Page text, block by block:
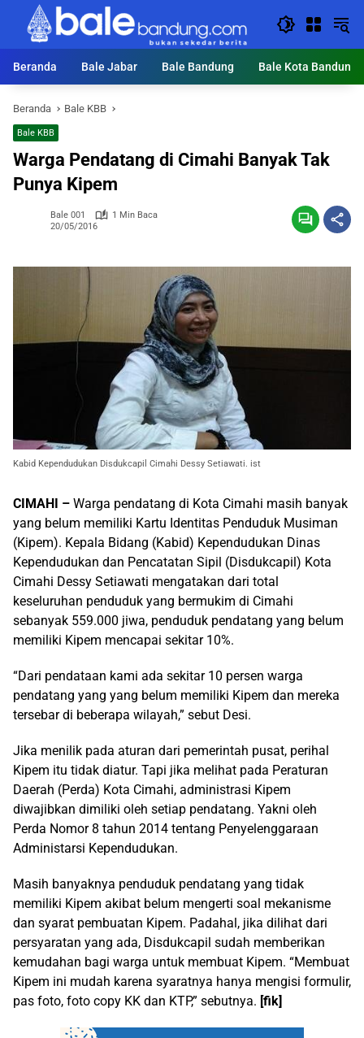
Langsung
konten
Beranda
Bale Jabar Bale Bandung Bale Kota Bandung
Beranda Bale KBB
Bale KBB
Warga Pendatang di Cimahi Banyak Tak
Punya Kipem
Bale 001
1 Min Baca
20/05/2016
Kabid Kependudukan Disdukcapil Cimahi Dessy Setiawati. ist
CIMAHI – Warga pendatang di Kota Cimahi masih banyak
yang belum memiliki Kartu Identitas Penduduk Musiman
(Kipem). Kepala Bidang (Kabid) Kependudukan Dinas
Kependudukan dan Pencatatan Sipil (Disdukcapil) Kota
Cimahi Dessy Setiawati mengatakan dari total
keseluruhan penduduk yang bermukim di Cimahi
sebanyak 559.000 jiwa, penduduk pendatang yang belum
memiliki Kipem mencapai sekitar 10%.
“Dari pendataan kami ada sekitar 10 persen warga
pendatang yang yang belum memiliki Kipem dan mereka
tersebar di beberapa wilayah,” sebut Desi.
Jika menilik pada aturan dari pemerintah pusat, perihal
Kipem itu tidak diatur. Tapi jika melihat pada Peraturan
Daerah (Perda) Kota Cimahi, administrasi Kipem
diwajibkan dimiliki oleh setiap pendatang. Yakni oleh
Perda Nomor 8 tahun 2014 tentang Penyelenggaraan
Administarsi Kependudukan.
Masih banyaknya penduduk pendatang yang tidak
memiliki Kipem akibat belum mengerti soal mekanisme
dan syarat pembuatan Kipem. Padahal, jika dilihat dari
persyaratan yang ada, Disdukcapil sudah memberikan
kemudahan bagi warga untuk membuat Kipem. “Membuat
Kipem ini mudah karena syaratnya hanya mengisi formulir,
pas foto, foto copy KK dan KTP,” sebutnya. [fik]